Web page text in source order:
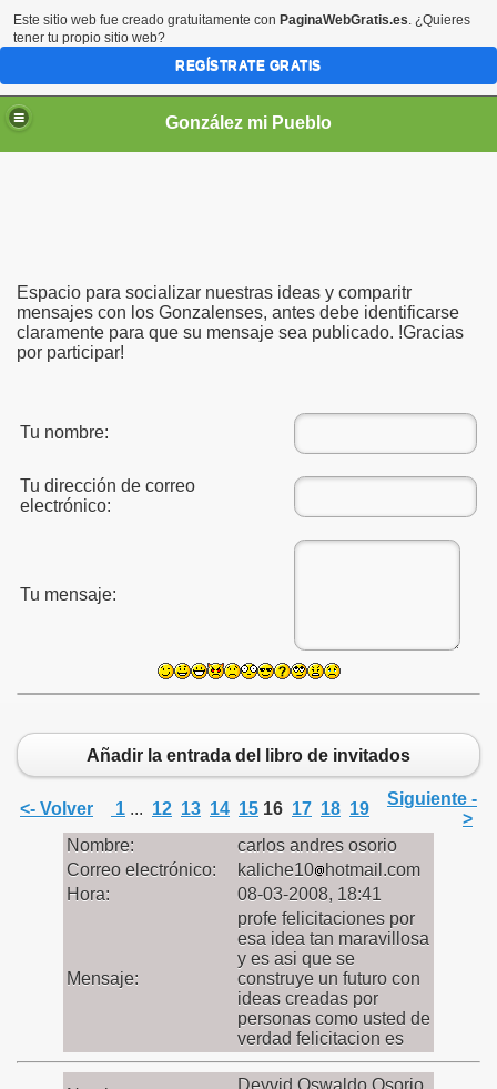
González mi Pueblo
Espacio para socializar nuestras ideas y comparitr
mensajes con los Gonzalenses, antes debe identificarse
claramente para que su mensaje sea publicado. !Gracias
por participar!
Tu nombre:
Tu dirección de correo
electrónico:
Tu mensaje:
Añadir la entrada del libro de invitados
<- Volver 1 ... 12 13 14 15 16 17 18 19
Siguiente -
>
Nombre:
carlos andres osorio
Correo electrónico:
kaliche10
hotmail.com
Hora:
08-03-2008, 18:41
Mensaje:
profe felicitaciones por
esa idea tan maravillosa
y es asi que se
construye un futuro con
ideas creadas por
personas como usted de
verdad felicitacion es
Este sitio web fue creado gratuitamente con PaginaWebGratis.es. ¿Quieres
tener tu propio sitio web?
REGÍSTRATE GRATIS